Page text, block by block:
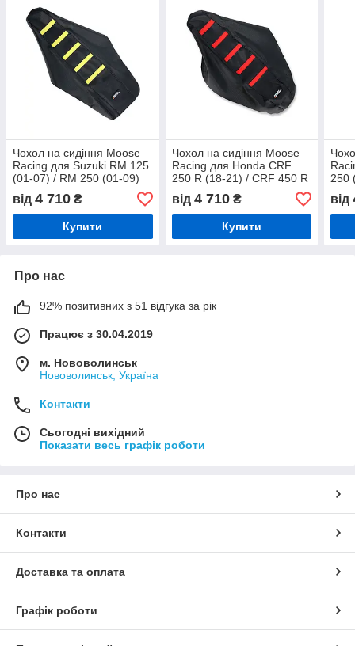
Чохол на сидіння Moose
Racing для Suzuki RM 125
(01-07) / RM 250 (01-09)
чорно-жовтий
від 4 710 ₴
Купити
Чохол на сидіння Moose
Racing для Honda CRF
250 R (18-21) / CRF 450 R
(17-21) / RX / L (19-21)
чорно-червоний
від 4 710₴
Купити
250
від
Про нас
92% позитивних з 51 відгука за рік
Працює з 30.04.2019
м. Нововолинськ
Нововолинськ, Україна
Контакти
Сьогодні вихідний
Показати весь графік роботи
Про нас
Контакти
Доставка та оплата
Графік роботи